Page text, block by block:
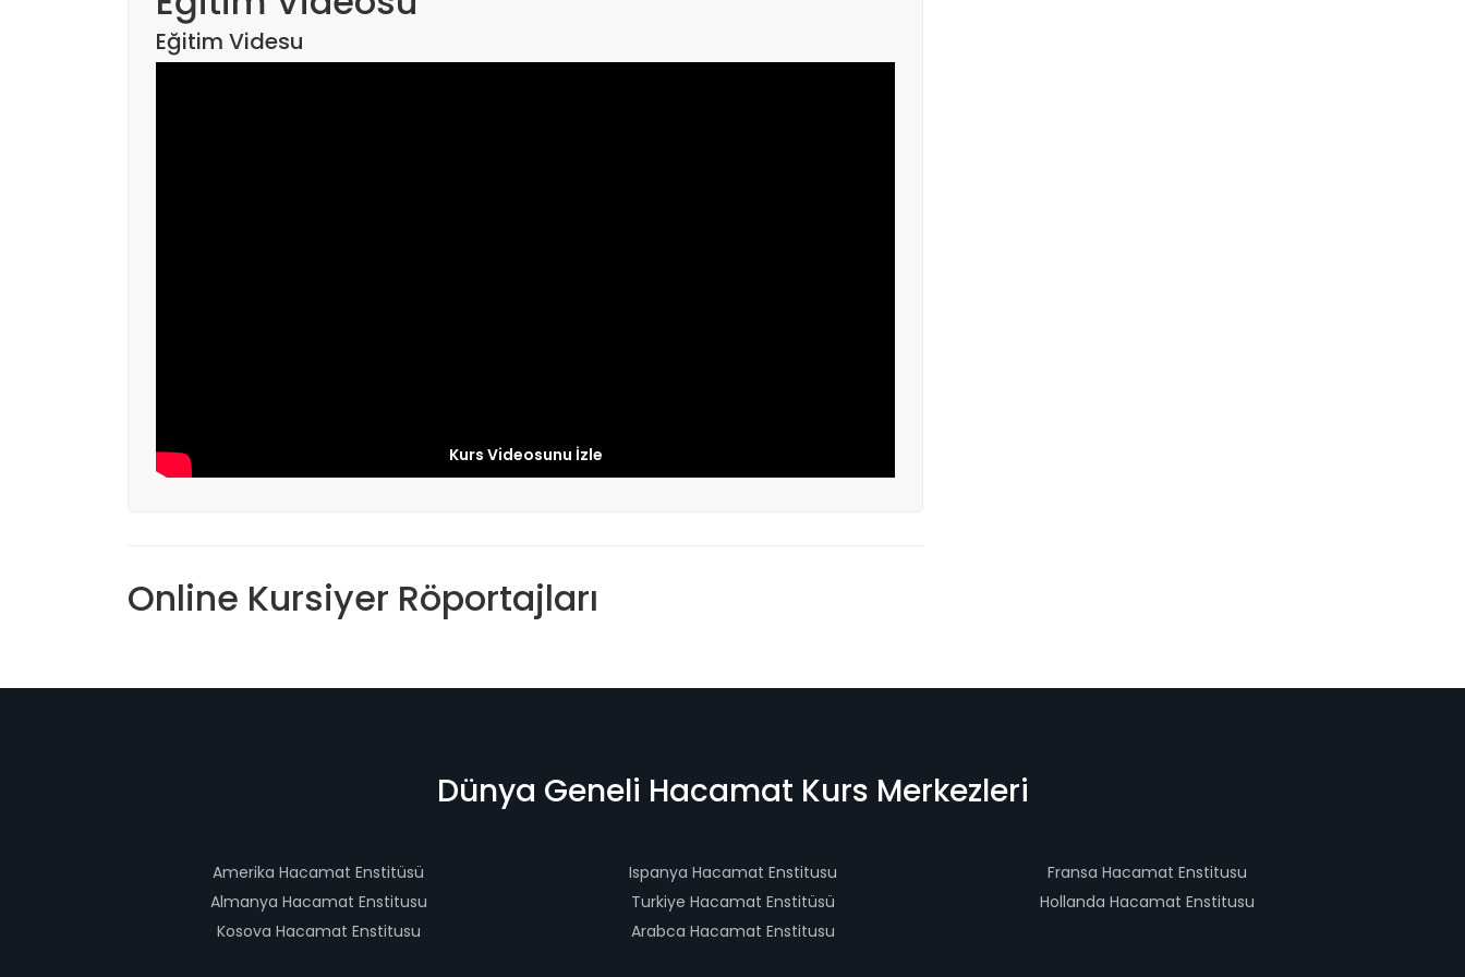
Eğitim Videsu
Kurs Videosunu İzle
Online Kursiyer Röportajları
Dünya Geneli Hacamat Kurs Merkezleri
Amerika Hacamat Enstitüsü
Almanya Hacamat Enstitusu
Kosova Hacamat Enstitusu
Ispanya Hacamat Enstitusu
Turkiye Hacamat Enstitüsü
Arabca Hacamat Enstitusu
Fransa Hacamat Enstitusu
Hollanda Hacamat Enstitusu